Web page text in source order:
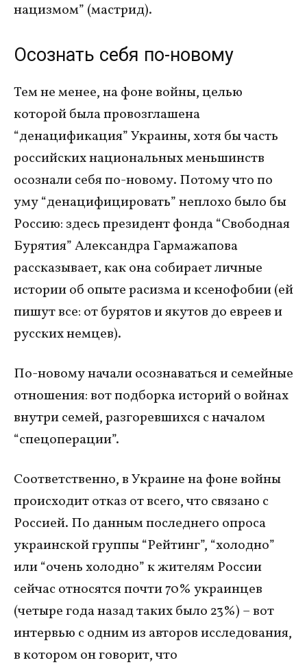
нацизмом” (мастрид).
Осознать себя по-новому
Тем не менее, на фоне войны, целью
которой была провозглашена
“денацификация” Украины, хотя бы часть
российских национальных меньшинств
осознали себя по-новому. Потому что по
уму “денацифицировать” неплохо было бы
Россию: здесь президент фонда “Свободная
Бурятия” Александра Гармажапова
рассказывает, как она собирает личные
истории об опыте расизма и ксенофобии (ей
пишут все: от бурятов и якутов до евреев и
русских немцев).
По-новому начали осознаваться и семейные
отношения: вот подборка историй о войнах
внутри семей, разгоревшихся с началом
“спецоперации”.
Соответственно, в Украине на фоне войны
происходит отказ от всего, что связано с
Россией. По данным последнего опроса
украинской группы “Рейтинг”, “холодно”
или “очень холодно” к жителям России
сейчас относятся почти 70% украинцев
(четыре года назад таких было 23%) – вот
интервью с одним из авторов исследования,
в котором он говорит, что